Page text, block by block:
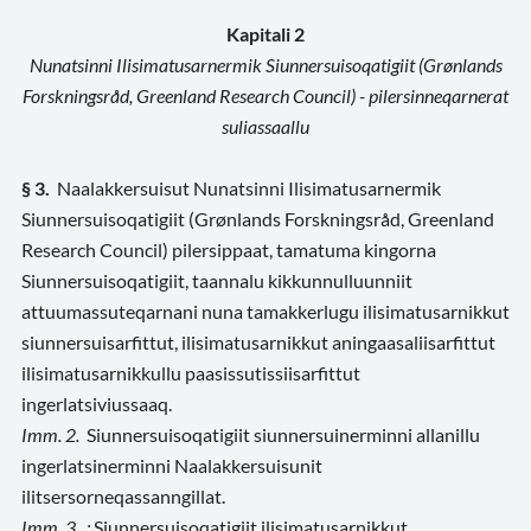
Kapitali 2
Nunatsinni Ilisimatusarnermik Siunnersuisoqatigiit (Grønlands
Forskningsråd, Greenland Research Council) - pilersinneqarnerat
suliassaallu
§ 3. Naalakkersuisut Nunatsinni Ilisimatusarnermik
Siunnersuisoqatigiit (Grønlands Forskningsråd, Greenland
Research Council) pilersippaat, tamatuma kingorna
Siunnersuisoqatigiit, taannalu kikkunnulluunniit
attuumassuteqarnani nuna tamakkerlugu ilisimatusarnikkut
siunnersuisarfittut, ilisimatusarnikkut aningaasaliisarfittut
ilisimatusarnikkullu paasissutissiisarfittut
ingerlatsiviussaaq.
Imm. 2. Siunnersuisoqatigiit siunnersuinerminni allanillu
ingerlatsinerminni Naalakkersuisunit
ilitsersorneqassanngillat.
Imm. 3. ; Siunnersuisoqatigiit ilisimatusarnikkut